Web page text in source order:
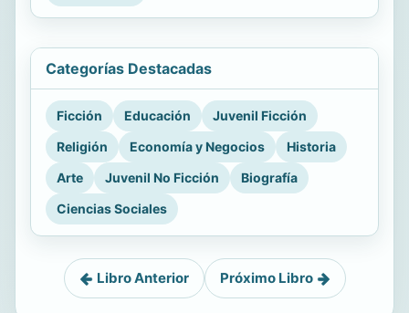
Categorías Destacadas
Ficción Educación
Juvenil Ficción
Religión
Economía y Negocios
Historia
Arte
Juvenil No Ficción
Biografía
Ciencias Sociales
Libro Anterior Próximo Libro